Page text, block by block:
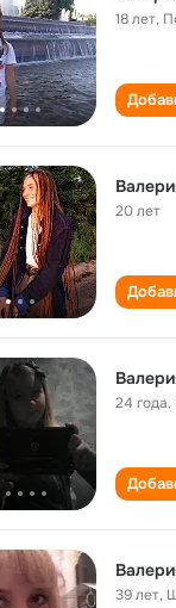
18 лет,
20 лет
24 года,
39 лет,